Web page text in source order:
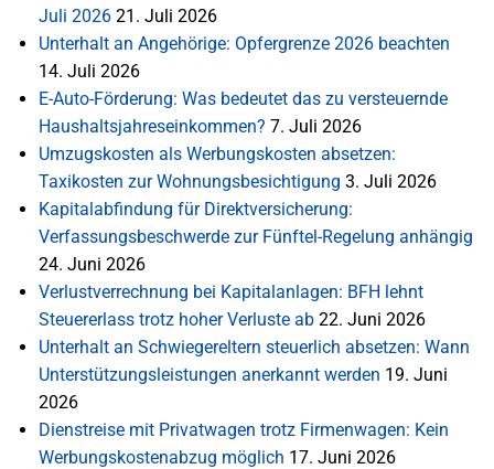
Juli 2026 21. Juli 2026
Unterhalt an Angehörige: Opfergrenze 2026 beachten
14. Juli 2026
E-Auto-Förderung: Was bedeutet das zu versteuernde
Haushaltsjahreseinkommen? 7. Juli 2026
Umzugskosten als Werbungskosten absetzen:
Taxikosten zur Wohnungsbesichtigung 3. Juli 2026
Kapitalabfindung für Direktversicherung:
Verfassungsbeschwerde zur Fünftel-Regelung anhängig
24. Juni 2026
Verlustverrechnung bei Kapitalanlagen: BFH lehnt
Steuererlass trotz hoher Verluste ab 22. Juni 2026
Unterhalt an Schwiegereltern steuerlich absetzen: Wann
Unterstützungsleistungen anerkannt werden 19. Juni
2026
Dienstreise mit Privatwagen trotz Firmenwagen: Kein
Werbungskostenabzug möglich 17. Juni 2026